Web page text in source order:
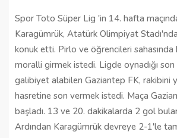
Spor Toto Süper Lig 'in 14. hafta
Karagümrük, Atatürk Olimpiyat
konuk etti. Pirlo ve öğrencileri sahasında
moralli girmek istedi. Ligde oynadığı
galibiyet alabilen Gaziantep FK, rakibini
hasretine son vermek istedi. Maça
başladı. 13 ve 20. dakikalarda 2 gol
Ardından Karagümrük devreye 2-1'le